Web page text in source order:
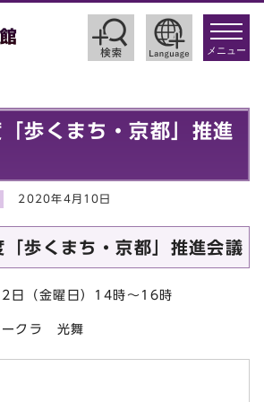
toggle
メニュー
歩くまち・京都」推進
2020年4月10日
歩くまち・京都」推進会議
日（金曜日）14時～16時
ークラ 光舞